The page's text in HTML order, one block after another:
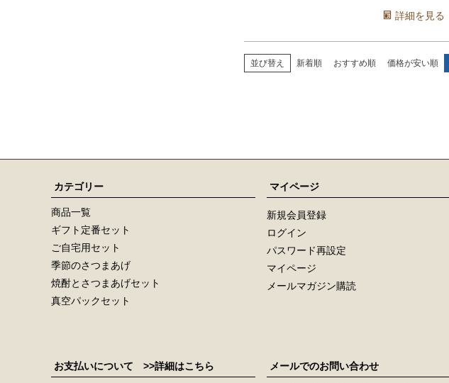
詳細を見る
並び替え 新着順 おすすめ順 価格が安い順
カテゴリー
商品一覧
ギフト定番セット
ご自宅用セット
季節のさつまあげ
焼酎とさつまあげセット
真空パックセット
マイページ
新規会員登録
ログイン
パスワード再設定
マイページ
メールマガジン購読
お支払いについて >>詳細はこちら メールでのお問い合わせ